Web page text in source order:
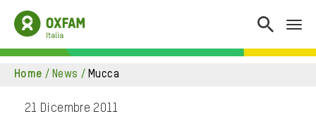
home / news / mucca
21 Dicembre 2011